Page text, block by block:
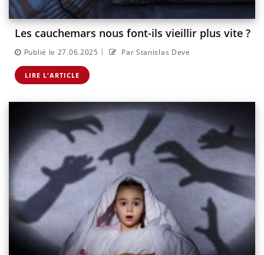
Les cauchemars nous font-ils vieillir plus vite ?
Publié le 27.06.2025 | Par Stanislas Deve
LIRE L'ARTICLE